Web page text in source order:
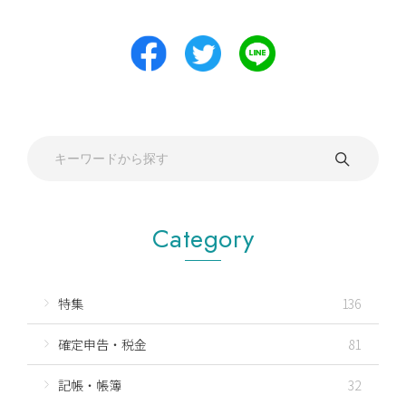
Category
特集 136
確定申告・税金 81
記帳・帳簿 32